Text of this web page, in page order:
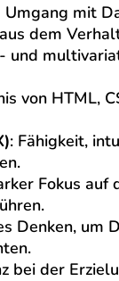
Umgang mit
dem
und
von HTML,
: Fähigkeit,
Fokus
Denken, um
bei der